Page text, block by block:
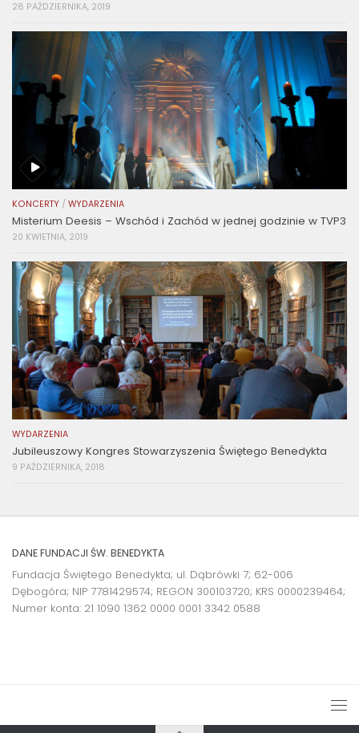
28 PAŹDZIERNIKA, 2019
KONCERTY / WYDARZENIA
Misterium Deesis – Wschód i Zachód w jednej godzinie w TVP3
20 KWIETNIA, 2019
WYDARZENIA
Jubileuszowy Kongres Stowarzyszenia Świętego Benedykta
9 PAŹDZIERNIKA, 2018
DANE FUNDACJI ŚW. BENEDYKTA
Fundacja Świętego Benedykta; ul. Dąbrówki 7; 62-006
Dębogóra; NIP 7781429574; REGON 300103720; KRS 0000239464;
Numer konta: 21 1090 1362 0000 0001 3342 0588